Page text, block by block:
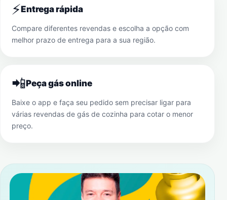
⚡Entrega rápida
Compare diferentes revendas e escolha a opção com
melhor prazo de entrega para a sua região.
📲Peça gás online
Baixe o app e faça seu pedido sem precisar ligar para
várias revendas de gás de cozinha para cotar o menor
preço.